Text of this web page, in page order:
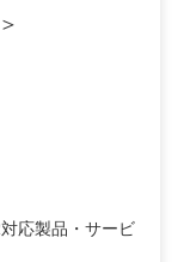
応製品・サービ